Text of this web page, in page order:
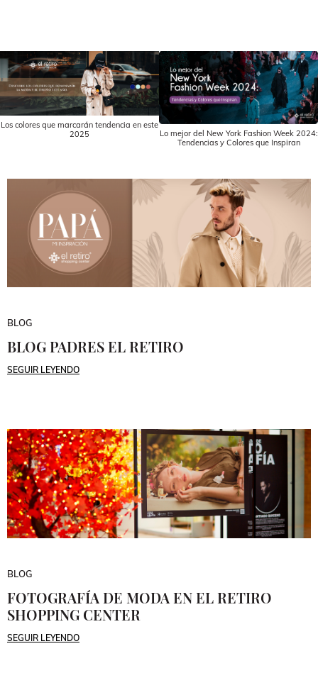
Los colores que marcarán tendencia en este
2025
Lo mejor del New York Fashion Week 2024:
Tendencias y Colores que Inspiran
BLOG
BLOG PADRES EL RETIRO
SEGUIR LEYENDO
BLOG
FOTOGRAFÍA DE MODA EN EL RETIRO
SHOPPING CENTER
SEGUIR LEYENDO